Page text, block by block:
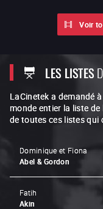
Voir
LES LISTES
LaCinetek a demandé
monde entier la liste
de toutes ces listes qui
Dominique et Fiona
Abel & Gordon
Fatih
Akin